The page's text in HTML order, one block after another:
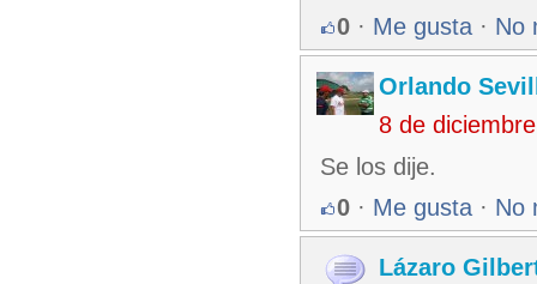
0 · Me gusta · No
Orlando
8 de
Se los dije.
0 · Me gusta · No
Lázaro